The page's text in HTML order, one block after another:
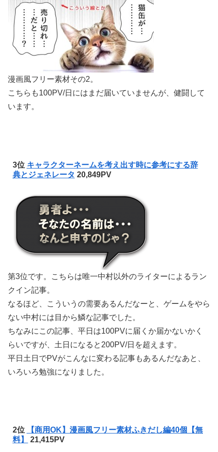
漫画風フリー素材その2。
こちらも100PV/日にはまだ届いていませんが、健闘して
います。
3位 キャラクターネームを考え出す時に参考にする辞
典とジェネレータ 20,849PV
第3位です。こちらは唯一中村以外のライターによるラン
クイン記事。
なるほど、こういうの需要あるんだなーと、ゲームをやら
ない中村には目から鱗な記事でした。
ちなみにこの記事、平日は100PVに届くか届かないかく
らいですが、土日になると200PV/日を超えます。
平日土日でPVがこんなに変わる記事もあるんだなあと、
いろいろ勉強になりました。
2位
【商用OK】漫画風フリー素材ふきだし編40個【無
料】
21,415PV